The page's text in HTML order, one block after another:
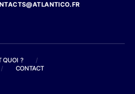
QUOI ?
/
/ CONTACT